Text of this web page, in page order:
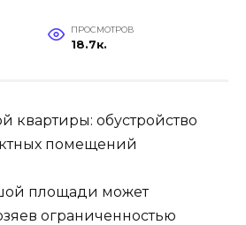
ПРОСМОТРОВ
18.7к.
квартиры: обустройство
помещений
площади может
ограниченностью